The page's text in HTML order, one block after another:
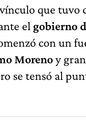
que tuvo
el gobierno
con un
Morenoy
se tensó al